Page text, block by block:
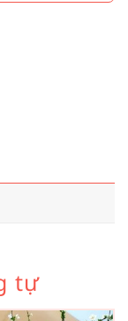
tự